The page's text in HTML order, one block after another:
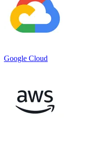
Google Cloud